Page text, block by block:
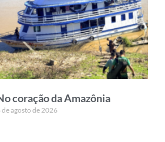
coração da Amazônia
de agosto de 2026